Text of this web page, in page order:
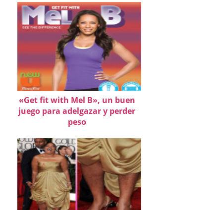
«Get fit with Mel B», un buen
juego para adelgazar y perder
peso